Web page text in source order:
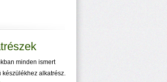
minden ismert
készülékhez alkatrész.